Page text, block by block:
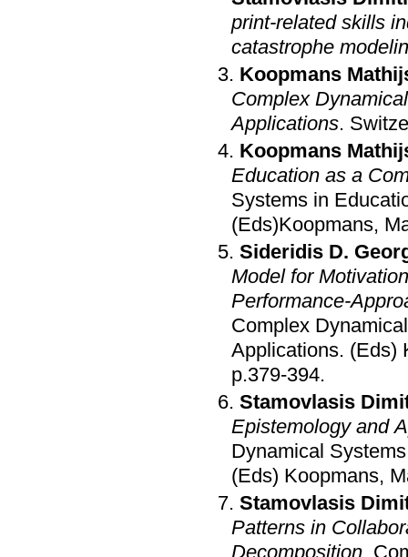
print-related skills
catastrophe
Koopmans
Complex
Applications.
Koopmans
Education as a
Systems in
(Eds)Koopmans,
Sideridis D.
Model for
Performance-
Complex
Applications. (Eds)
p.379-394.
Stamovlasis
Epistemology and
Dynamical
(Eds) Koopmans,
Stamovlasis
Patterns in